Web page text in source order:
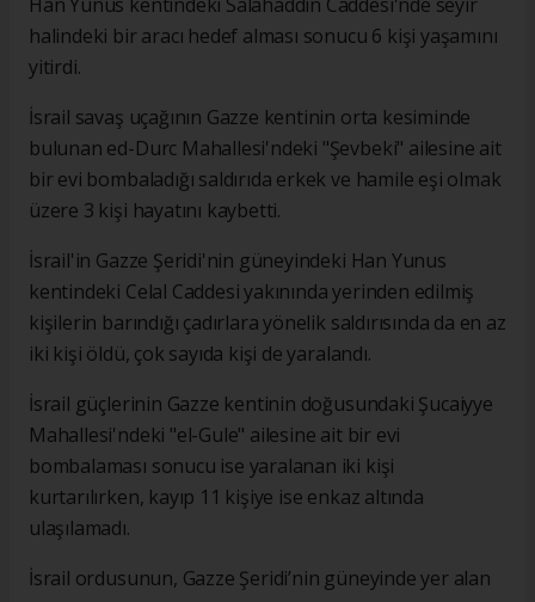
halindeki bir aracı hedef alması sonucu 6 kişi yaşamını
yitirdi.
İsrail savaş uçağının Gazze kentinin orta kesiminde
bulunan ed-Durc Mahallesi'ndeki "Şevbeki" ailesine ait
bir evi bombaladığı saldırıda erkek ve hamile eşi olmak
üzere 3 kişi hayatını kaybetti.
İsrail'in Gazze Şeridi'nin güneyindeki Han Yunus
kentindeki Celal Caddesi yakınında yerinden edilmiş
kişilerin barındığı çadırlara yönelik saldırısında da en az
iki kişi öldü, çok sayıda kişi de yaralandı.
İsrail güçlerinin Gazze kentinin doğusundaki Şucaiyye
Mahallesi'ndeki "el-Gule" ailesine ait bir evi
bombalaması sonucu ise yaralanan iki kişi
kurtarılırken, kayıp 11 kişiye ise enkaz altında
ulaşılamadı.
İsrail ordusunun, Gazze Şeridi’nin güneyinde yer alan